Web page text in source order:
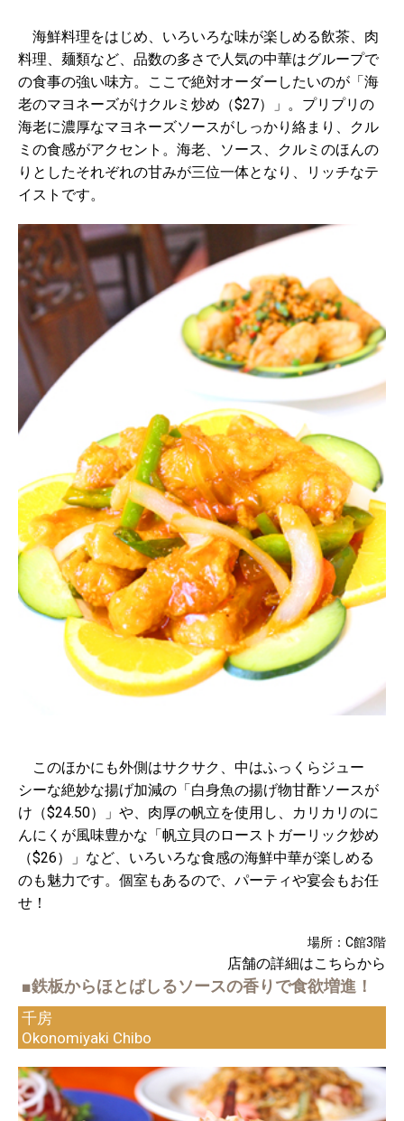
海鮮料理をはじめ、いろいろな味が楽しめる飲茶、肉
料理、麺類など、品数の多さで人気の中華はグループで
の食事の強い味方。ここで絶対オーダーしたいのが「海
老のマヨネーズがけクルミ炒め（$27）」。プリプリの
海老に濃厚なマヨネーズソースがしっかり絡まり、クル
ミの食感がアクセント。海老、ソース、クルミのほんの
りとしたそれぞれの甘みが三位一体となり、リッチなテ
イストです。
このほかにも外側はサクサク、中はふっくらジュー
シーな絶妙な揚げ加減の「白身魚の揚げ物甘酢ソースが
け（$24.50）」や、肉厚の帆立を使用し、カリカリのに
んにくが風味豊かな「帆立貝のローストガーリック炒め
（$26）」など、いろいろな食感の海鮮中華が楽しめる
のも魅力です。個室もあるので、パーティや宴会もお任
せ！
場所：C館3階
店舗の詳細はこちらから
■鉄板からほとばしるソースの香りで食欲増進！
千房
Okonomiyaki Chibo